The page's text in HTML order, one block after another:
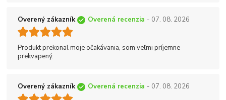
Overený zákazník Overená recenzia - 07. 08. 2026
Produkt prekonal moje očakávania, som veľmi príjemne
prekvapený.
Overený zákazník Overená recenzia - 07. 08. 2026